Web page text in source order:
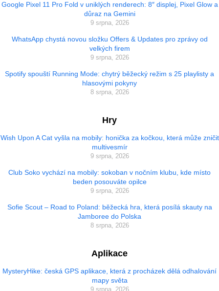
Google Pixel 11 Pro Fold v uniklých renderech: 8″ displej, Pixel Glow a
důraz na Gemini
9 srpna, 2026
WhatsApp chystá novou složku Offers & Updates pro zprávy od
velkých firem
9 srpna, 2026
Spotify spouští Running Mode: chytrý běžecký režim s 25 playlisty a
hlasovými pokyny
8 srpna, 2026
Hry
Wish Upon A Cat vyšla na mobily: honička za kočkou, která může zničit
multivesmír
9 srpna, 2026
Club Soko vychází na mobily: sokoban v nočním klubu, kde místo
beden posouváte opilce
9 srpna, 2026
Sofie Scout – Road to Poland: běžecká hra, která posílá skauty na
Jamboree do Polska
8 srpna, 2026
Aplikace
MysteryHike: česká GPS aplikace, která z procházek dělá odhalování
mapy světa
9 srpna, 2026